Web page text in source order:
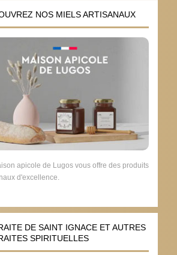
NOS MIELS ARTISANAUX
apicole de Lugos vous offre des produits
d'excellence.
DE SAINT IGNACE ET AUTRES
SPIRITUELLES